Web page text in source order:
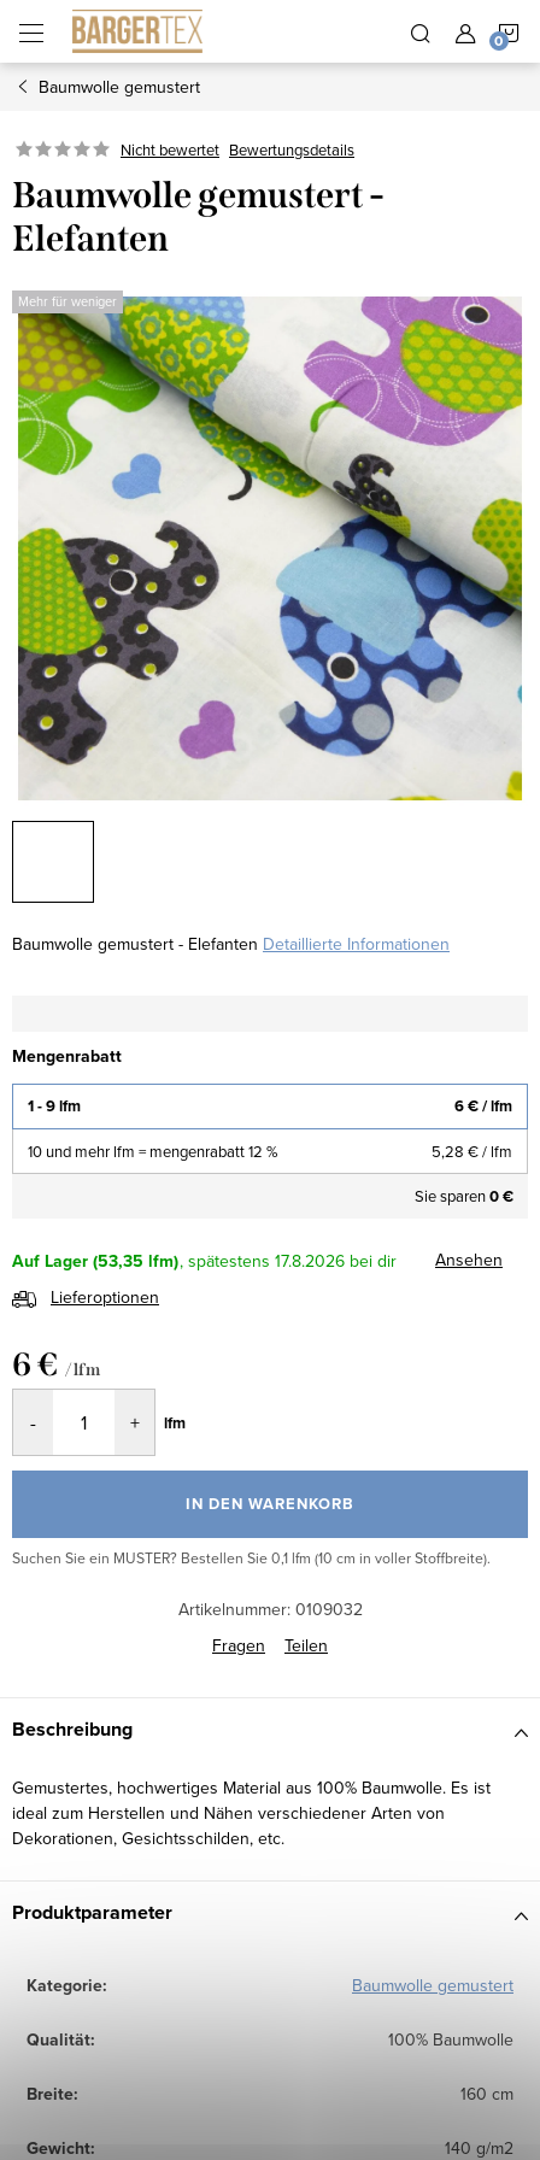
Inhalt
springen
Baumwolle gemustert
Nicht bewertet Bewertungsdetails
Baumwolle gemustert -
Elefanten
Mehr für weniger
Baumwolle gemustert - Elefanten Detaillierte Informationen
Mengenrabatt
1 - 9 lfm 6 €/ lfm
10 und mehr lfm = mengenrabatt 12 % 5,28 €/ lfm
Sie sparen0 €
Auf Lager (53,35 lfm) 17.8.2026
Ansehen
Lieferoptionen
6 € / lfm
lfm
IN DEN WARENKORB
Suchen Sie ein MUSTER? Bestellen Sie 0,1 lfm (10 cm in voller Stoffbreite).
Artikelnummer: 0109032
Fragen
Teilen
Beschreibung
Gemustertes, hochwertiges Material aus 100% Baumwolle. Es ist
ideal zum Herstellen und Nähen verschiedener Arten von
Dekorationen, Gesichtsschilden, etc.
Produktparameter
Kategorie: Baumwolle gemustert
Qualität: 100% Baumwolle
Breite: 160 cm
Gewicht: 140 g/m2